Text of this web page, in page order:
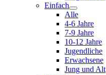
Einfach
Alle
4-6 Jahre
7-9 Jahre
10-12 Jahre
Jugendliche
Erwachsene
Jung und Alt